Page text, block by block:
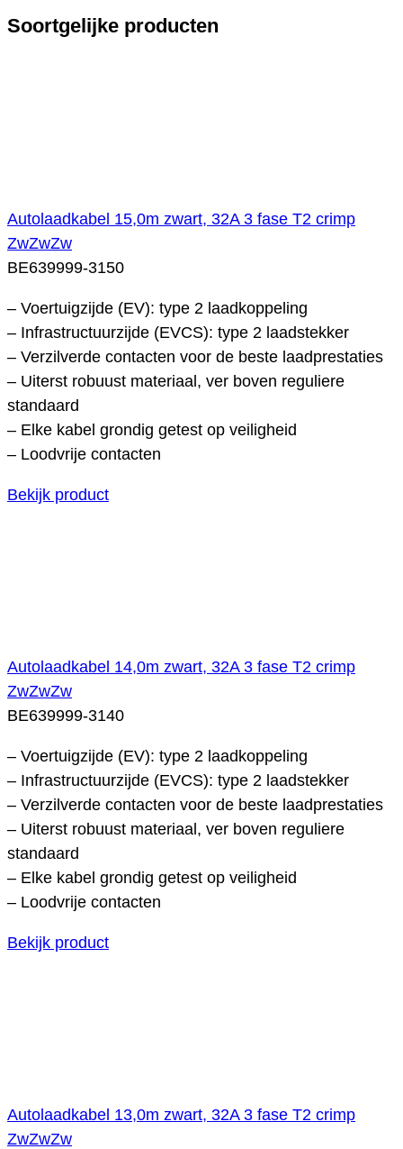
Soortgelijke producten
Autolaadkabel 15,0m zwart, 32A 3 fase T2 crimp
ZwZwZw
BE639999-3150
– Voertuigzijde (EV): type 2 laadkoppeling
– Infrastructuurzijde (EVCS): type 2 laadstekker
– Verzilverde contacten voor de beste laadprestaties
– Uiterst robuust materiaal, ver boven reguliere
standaard
– Elke kabel grondig getest op veiligheid
– Loodvrije contacten
Bekijk product
Autolaadkabel 14,0m zwart, 32A 3 fase T2 crimp
ZwZwZw
BE639999-3140
– Voertuigzijde (EV): type 2 laadkoppeling
– Infrastructuurzijde (EVCS): type 2 laadstekker
– Verzilverde contacten voor de beste laadprestaties
– Uiterst robuust materiaal, ver boven reguliere
standaard
– Elke kabel grondig getest op veiligheid
– Loodvrije contacten
Bekijk product
Autolaadkabel 13,0m zwart, 32A 3 fase T2 crimp
ZwZwZw